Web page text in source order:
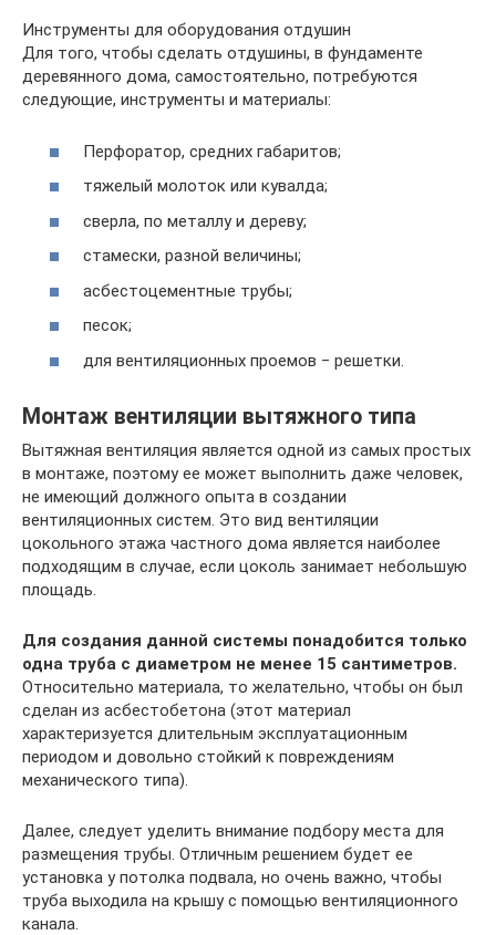
Инструменты для оборудования отдушин
Для того, чтобы сделать отдушины, в фундаменте
деревянного дома, самостоятельно, потребуются
следующие, инструменты и материалы:
Перфоратор, средних габаритов;
тяжелый молоток или кувалда;
сверла, по металлу и дереву;
стамески, разной величины;
асбестоцементные трубы;
песок;
для вентиляционных проемов ‒ решетки.
Монтаж вентиляции вытяжного типа
Вытяжная вентиляция является одной из самых простых
в монтаже, поэтому ее может выполнить даже человек,
не имеющий должного опыта в создании
вентиляционных систем. Это вид вентиляции
цокольного этажа частного дома является наиболее
подходящим в случае, если цоколь занимает небольшую
площадь.
Для создания данной системы понадобится только
одна труба с диаметром не менее 15 сантиметров.
Относительно материала, то желательно, чтобы он был
сделан из асбестобетона (этот материал
характеризуется длительным эксплуатационным
периодом и довольно стойкий к повреждениям
механического типа).
Далее, следует уделить внимание подбору места для
размещения трубы. Отличным решением будет ее
установка у потолка подвала, но очень важно, чтобы
труба выходила на крышу с помощью вентиляционного
канала.